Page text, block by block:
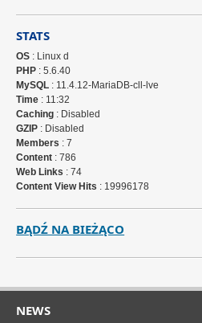
STATS
OS : Linux d
PHP : 5.6.40
MySQL : 11.4.12-MariaDB-cll-lve
Time : 11:32
Caching : Disabled
GZIP : Disabled
Members : 7
Content : 786
Web Links : 74
Content View Hits : 19996178
BĄDŹ NA BIEŻĄCO
NEWS